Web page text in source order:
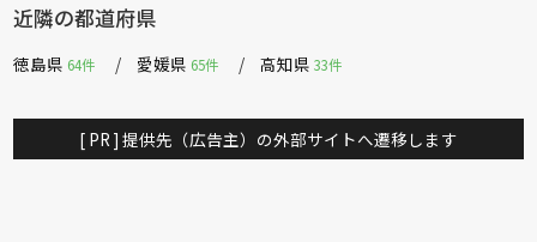
近隣の都道府県
徳島県 64件 愛媛県 65件 高知県33件
[ PR ] 提供先（広告主）の外部サイトへ遷移します